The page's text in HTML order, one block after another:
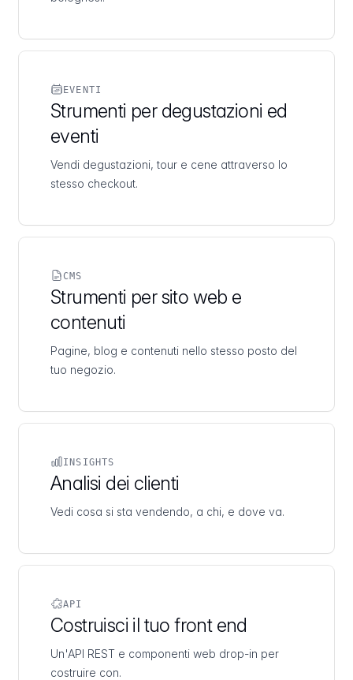
EVENTI
Strumenti per degustazioni ed
eventi
Vendi degustazioni, tour e cene attraverso lo
stesso checkout.
CMS
Strumenti per sito web e
contenuti
Pagine, blog e contenuti nello stesso posto del
tuo negozio.
INSIGHTS
Analisi dei clienti
Vedi cosa si sta vendendo, a chi, e dove va.
API
Costruisci il tuo front end
Un'API REST e componenti web drop-in per
costruire con.